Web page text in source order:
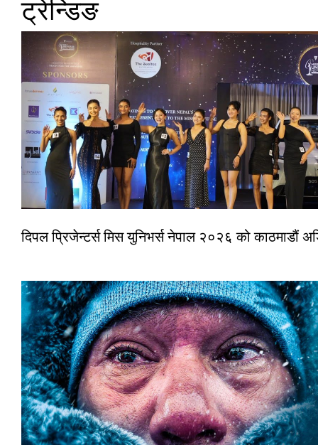
ट्रेन्डिङ
दिपल प्रिजेन्टर्स मिस युनिभर्स नेपाल २०२६ को काठमाडौं